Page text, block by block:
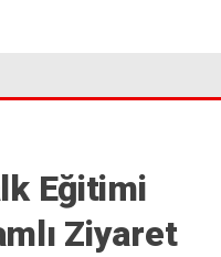
Eğitimi
Ziyaret